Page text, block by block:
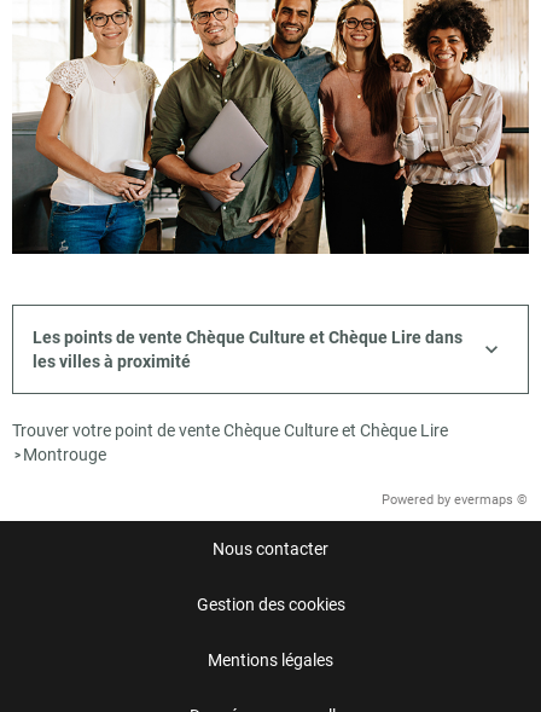
Les points de vente Chèque Culture et Chèque Lire dans
les villes à proximité
Trouver votre point de vente Chèque Culture et Chèque Lire
> Montrouge
Powered by evermaps ©
Nous contacter
Gestion des cookies
Mentions légales